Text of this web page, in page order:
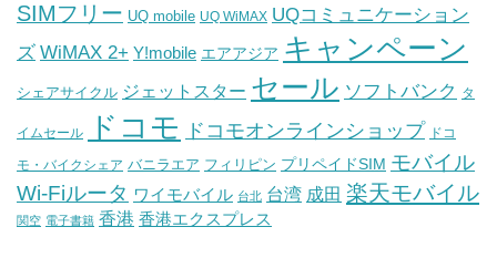
SIMフリー UQ mobile UQ WiMAX UQコミュニケーション
ズ WiMAX 2+ Y!mobile エアアジア キャンペーン
シェアサイクル ジェットスター セール ソフトバンク タ
イムセール ドコモ ドコモオンラインショップ ドコ
モ・バイクシェア バニラエア フィリピン プリペイドSIM モバイル
Wi-Fiルータ ワイモバイル 台北 台湾 成田 楽天モバイル
関空 電子書籍 香港 香港エクスプレス